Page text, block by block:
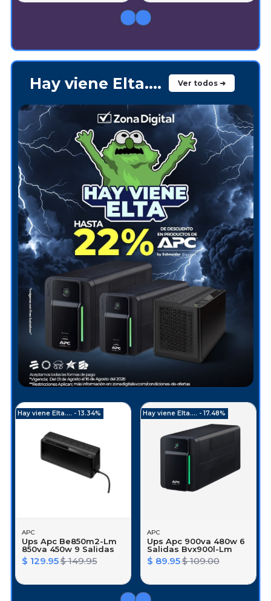
Hay viene Elta.... Ver todos ➜
Hay viene Elta.... - 13.34%
APC
Ups Apc Be850m2-Lm
850va 450w 9 Salidas
$ 129.95$ 149.95
Hay viene Elta.... - 17.48%
APC
Ups Apc 900va 480w 6
Salidas Bvx900l-Lm
$ 89.95$ 109.00